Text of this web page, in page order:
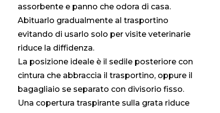
assorbente e panno che odora di casa.
Abituarlo gradualmente al trasportino
evitando di usarlo solo per visite veterinarie
riduce la diffidenza.
La posizione ideale è il sedile posteriore con
cintura che abbraccia il trasportino, oppure il
bagagliaio se separato con divisorio fisso.
Una copertura traspirante sulla grata riduce